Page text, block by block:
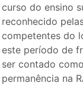
curso do ensino
reconhecido
competentes do
este período de
ser contado
permanência na